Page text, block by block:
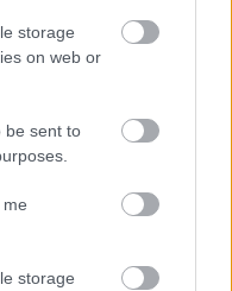
storage
on web or
be sent to
storage
την
να